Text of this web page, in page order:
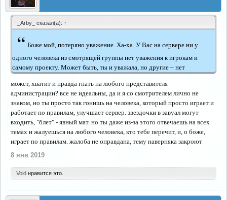
_Arby_ сказал(а): ↑
“ Боже мой, потеряно уважение. Ха-ха. У Вас на сервере ни у
одного человека из смотрящей группы нет уважения к игрокам и
самому проекту. Может быть, ты и уважала, но другие – нет
может, хватит и правда гнать на любого представителя
администрации? все не идеальны, да и я со смотрителем лично не
знаком, но ты просто так гонишь на человека, который просто играет и
работает по правилам, улучшает сервер. звездочки в завуал могут
входить, "блет" - явный мат. но ты даже из-за этого отвечаешь на всех
темах и жалуешься на любого человека, кто тебе перечит, и, о боже,
играет по правилам. жалоба не оправдана, тему наверняка закроют
8 янв 2019
Void нравится это.